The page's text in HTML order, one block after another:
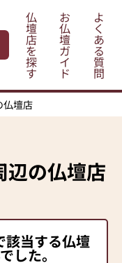
仏
壇
店
を
探
す
お
仏
壇
ガ
イ
ド
よ
く
あ
る
質
問
仏壇店
辺の仏壇店
該当する仏壇
した。